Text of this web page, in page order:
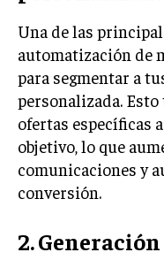
PLANIFICACIÓN
FINANZAS
FINANZAS Y
GESTIÓN DE
CONTABILIDAD
Una de las
automatización de
para segmentar a
personalizada.
ofertas específicas
objetivo, lo que
comunicaciones y
conversión.
2.